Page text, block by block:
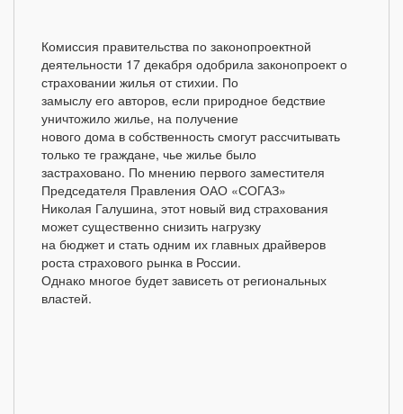
Комиссия правительства по законопроектной
деятельности 17 декабря одобрила законопроект о
страховании жилья от стихии. По
замыслу его авторов, если природное бедствие
уничтожило жилье, на получение
нового дома в собственность смогут рассчитывать
только те граждане, чье жилье было
застраховано. По мнению первого заместителя
Председателя Правления ОАО «СОГАЗ»
Николая Галушина, этот новый вид страхования
может существенно снизить нагрузку
на бюджет и стать одним их главных драйверов
роста страхового рынка в России.
Однако многое будет зависеть от региональных
властей.